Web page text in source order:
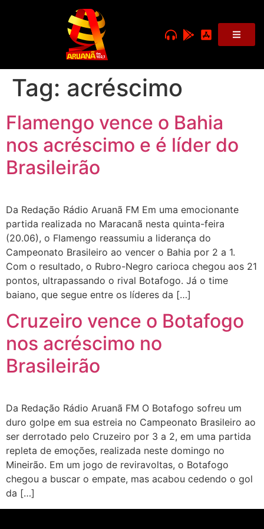
Tag: acréscimo
Flamengo vence o Bahia
nos acréscimo e é líder do
Brasileirão
Da Redação Rádio Aruanã FM Em uma emocionante
partida realizada no Maracanã nesta quinta-feira
(20.06), o Flamengo reassumiu a liderança do
Campeonato Brasileiro ao vencer o Bahia por 2 a 1.
Com o resultado, o Rubro-Negro carioca chegou aos 21
pontos, ultrapassando o rival Botafogo. Já o time
baiano, que segue entre os líderes da […]
Cruzeiro vence o Botafogo
nos acréscimo no
Brasileirão
Da Redação Rádio Aruanã FM O Botafogo sofreu um
duro golpe em sua estreia no Campeonato Brasileiro ao
ser derrotado pelo Cruzeiro por 3 a 2, em uma partida
repleta de emoções, realizada neste domingo no
Mineirão. Em um jogo de reviravoltas, o Botafogo
chegou a buscar o empate, mas acabou cedendo o gol
da […]